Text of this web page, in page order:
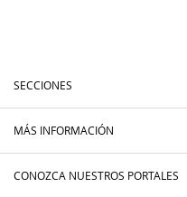
SECCIONES
MÁS INFORMACIÓN
CONOZCA NUESTROS PORTALES